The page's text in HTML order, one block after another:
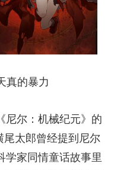
真的暴力
尼尔：机械纪元》的
尾太郎曾经提到尼尔
学家同情童话故事里